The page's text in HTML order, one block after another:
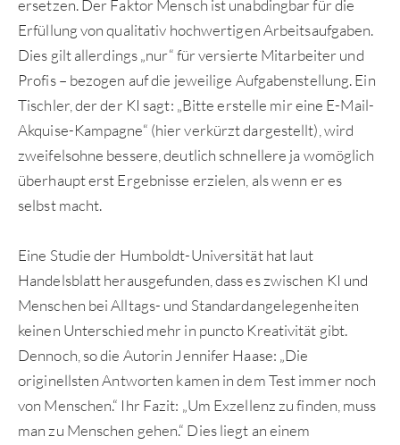
ersetzen. Der Faktor Mensch ist unabdingbar für die
Erfüllung von qualitativ hochwertigen Arbeitsaufgaben.
Dies gilt allerdings „nur“ für versierte Mitarbeiter und
Profis – bezogen auf die jeweilige Aufgabenstellung. Ein
Tischler, der der KI sagt: „Bitte erstelle mir eine E-Mail-
Akquise-Kampagne“ (hier verkürzt dargestellt), wird
zweifelsohne bessere, deutlich schnellere ja womöglich
überhaupt erst Ergebnisse erzielen, als wenn er es
selbst macht.
Eine Studie der Humboldt-Universität hat laut
Handelsblatt herausgefunden, dass es zwischen KI und
Menschen bei Alltags- und Standardangelegenheiten
keinen Unterschied mehr in puncto Kreativität gibt.
Dennoch, so die Autorin Jennifer Haase: „Die
originellsten Antworten kamen in dem Test immer noch
von Menschen.“ Ihr Fazit: „Um Exzellenz zu finden, muss
man zu Menschen gehen.“ Dies liegt an einem